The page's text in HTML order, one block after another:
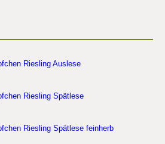
Riesling Auslese
Riesling Spätlese
Riesling Spätlese feinherb